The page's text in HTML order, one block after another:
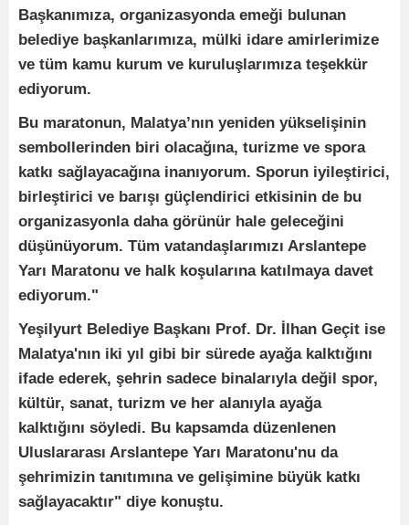
Başkanımıza, organizasyonda emeği bulunan
belediye başkanlarımıza, mülki idare amirlerimize
ve tüm kamu kurum ve kuruluşlarımıza teşekkür
ediyorum.
Bu maratonun, Malatya’nın yeniden yükselişinin
sembollerinden biri olacağına, turizme ve spora
katkı sağlayacağına inanıyorum. Sporun iyileştirici,
birleştirici ve barışı güçlendirici etkisinin de bu
organizasyonla daha görünür hale geleceğini
düşünüyorum. Tüm vatandaşlarımızı Arslantepe
Yarı Maratonu ve halk koşularına katılmaya davet
ediyorum."
Yeşilyurt Belediye Başkanı Prof. Dr. İlhan Geçit ise
Malatya'nın iki yıl gibi bir sürede ayağa kalktığını
ifade ederek, şehrin sadece binalarıyla değil spor,
kültür, sanat, turizm ve her alanıyla ayağa
kalktığını söyledi. Bu kapsamda düzenlenen
Uluslararası Arslantepe Yarı Maratonu'nu da
şehrimizin tanıtımına ve gelişimine büyük katkı
sağlayacaktır" diye konuştu.